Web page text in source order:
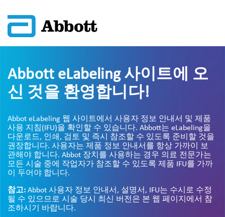
Abbott eLabeling 사이트에 오
신 것을 환영합니다!
Abbot eLabeling 웹 사이트에서 사용자 정보 안내서 및 제품
사용 지침(IFU)을 확인할 수 있습니다. Abbott는 eLabeling을
다운로드, 인쇄, 검토 및 즉시 참조할 수 있도록 준비할 것을
권장합니다. 사용자는 제품 정보 안내서를 항상 가까이 보
관해야 합니다. Abbot 장치를 사용하는 경우 의료 전문가는
모든 시술 중에 작업자가 참조할 수 있도록 제품 IFU를 가까
이 두어야 합니다.
참고: Abbot 사용자 정보 안내서, 설명서, IFU는 수시로 수정
될 수 있으므로 시술 당시 최신 버전은 본 웹 페이지에서 참
조하시기 바랍니다.